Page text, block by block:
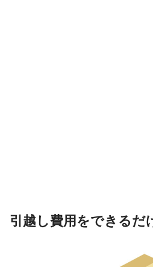
引越し費用をできるだ